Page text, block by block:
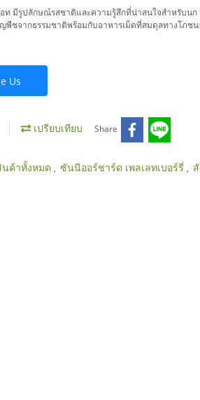
อท มีรูปลักษณ์รสชาติและความรู้สึกที่น่าสนใจสำหรับนก
ชจากธรรมชาติพร้อมกับอาหารเม็ดที่สมดุลทางโภชน
Us
เปรียบเทียบ Share
นค้าทั้งหมด , ซันนีออร์ชาร์ด เพลเลทเบอร์รี่ ,